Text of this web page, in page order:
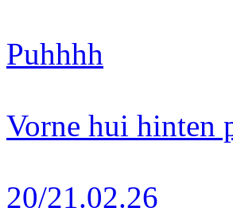
Puhhhh
Vorne hui hinten
20/21.02.26